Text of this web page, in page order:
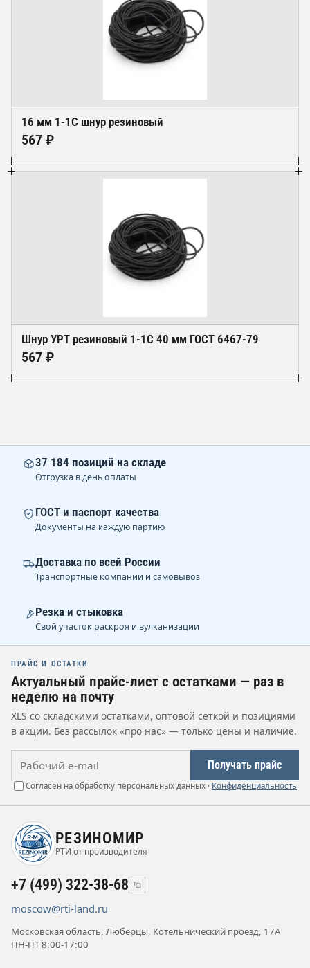
16 мм 1-1С шнур резиновый
567 ₽
Шнур УРТ резиновый 1-1С 40 мм ГОСТ 6467-79
567 ₽
37 184 позиций на складе
Отгрузка в день оплаты
ГОСТ и паспорт качества
Документы на каждую партию
Доставка по всей России
Транспортные компании и самовывоз
Резка и стыковка
Свой участок раскроя и вулканизации
ПРАЙС И ОСТАТКИ
Актуальный прайс-лист с остатками — раз в
неделю на почту
XLS со складскими остатками, оптовой сеткой и позициями
в акции. Без рассылок «про нас» — только цены и наличие.
Получать прайс
Согласен на обработку персональных данных · Конфиденциальность
РЕЗИНОМИР
РТИ от производителя
+7 (499) 322-38-68
moscow@rti-land.ru
Московская область, Люберцы, Котельнический проезд, 17А
ПН-ПТ 8:00-17:00